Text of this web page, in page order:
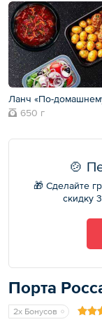
Ланч «По-
650 г
🍲
🎁 Сделайте
скидку
Порта
2x Бонусов